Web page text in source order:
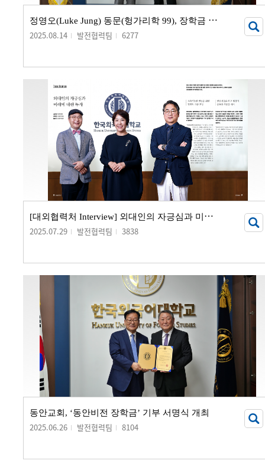
정
영오(Luke Jung) 동문(헝가리학 99), 장학금 기부 서명식 개최
2025.08.14 발전협력팀 6277
[
대외협력처 Interview] 외대인의 자긍심과 미래에 대한 투자
2025.07.29 발전협력팀 3838
동안교회, ‘동안비전 장학금’ 기부 서명식 개최
2025.06.26 발전협력팀 8104